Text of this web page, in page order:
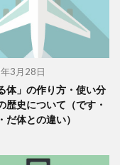
3月28日
体」の作り方・使い分
歴史について（です・
だ体との違い）